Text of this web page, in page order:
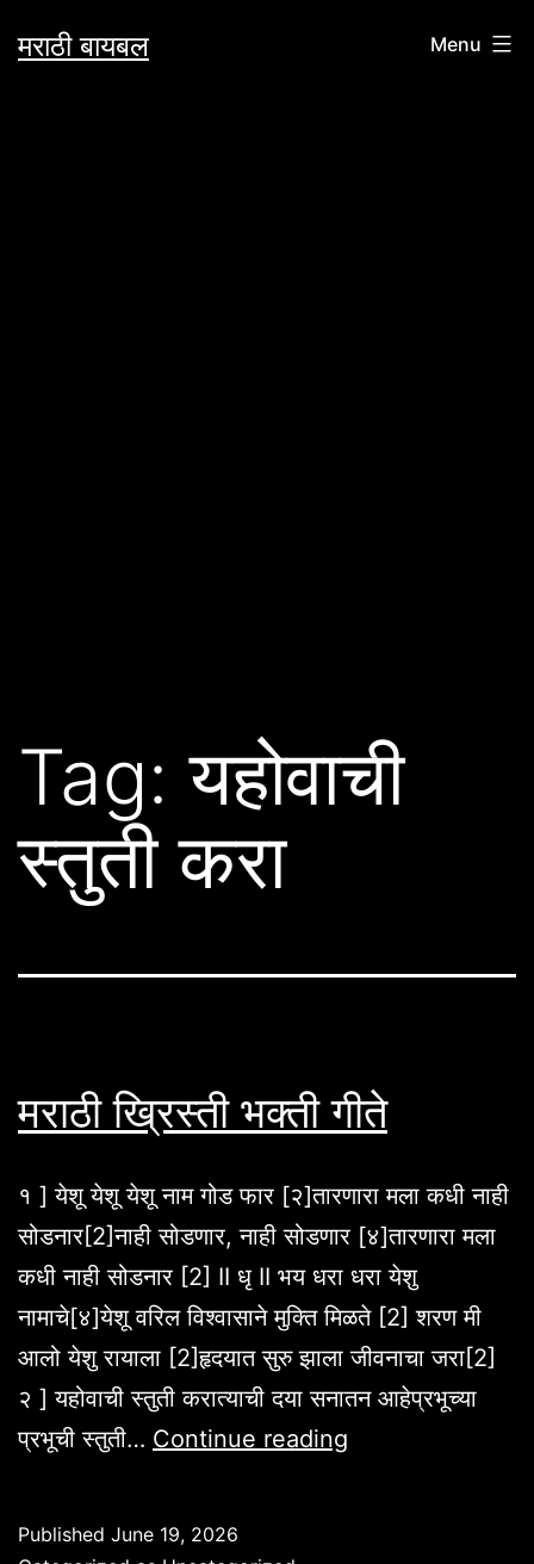
toमराठी बायबल Menu
Tag:यहोवाची
स्तुती करा
मराठी ख्रिस्ती भक्ती गीते
१ ] येशू येशू येशू नाम गोड फार [२]तारणारा मला कधी नाही
सोडनार[2]नाही सोडणार, नाही सोडणार [४]तारणारा मला
कधी नाही सोडनार [2] II धृ II भय धरा धरा येशु
नामाचे[४]येशू वरिल विश्वासाने मुक्ति मिळते [2] शरण मी
आलो येशु रायाला [2]हृदयात सुरु झाला जीवनाचा जरा[2]
२ ] यहोवाची स्तुती करात्याची दया सनातन आहेप्रभूच्या
प्रभूची स्तुती… Continue reading
Published June 19, 2026